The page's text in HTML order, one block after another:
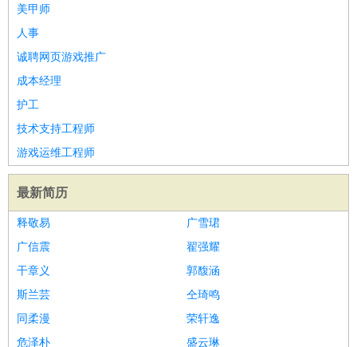
美甲师
人事
诚聘网页游戏推广
成本经理
护工
技术支持工程师
游戏运维工程师
最新简历
释敬易
广雪珺
广信震
翟强耀
干章义
郭馥涵
斯兰芸
仝琦鸣
同柔漫
荣轩逸
危泽朴
盛云琳